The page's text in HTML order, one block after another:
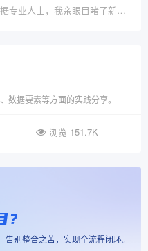
一 概述 作为一名数据专业人士，我亲眼目睹了新技?
数据要素等方面的实践分享。
浏览 151.7K
别整合之苦，实现全流程闭环。